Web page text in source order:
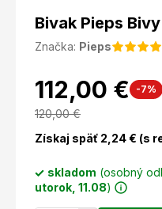
Bivak Pieps
Značka: Pieps
112,00 € -7%
120,00€
Získaj späť 2,24€ (s
skladom (osobný
utorok, 11.08)